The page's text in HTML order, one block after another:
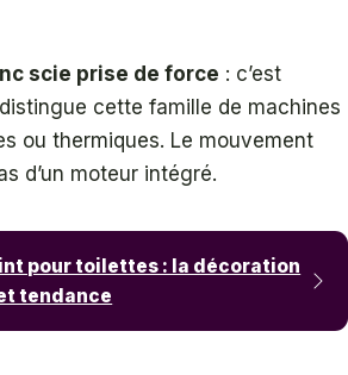
scie prise de force : c’est
cette famille de machines
ou thermiques. Le mouvement
d’un moteur intégré.
pour toilettes : la décoration
tendance